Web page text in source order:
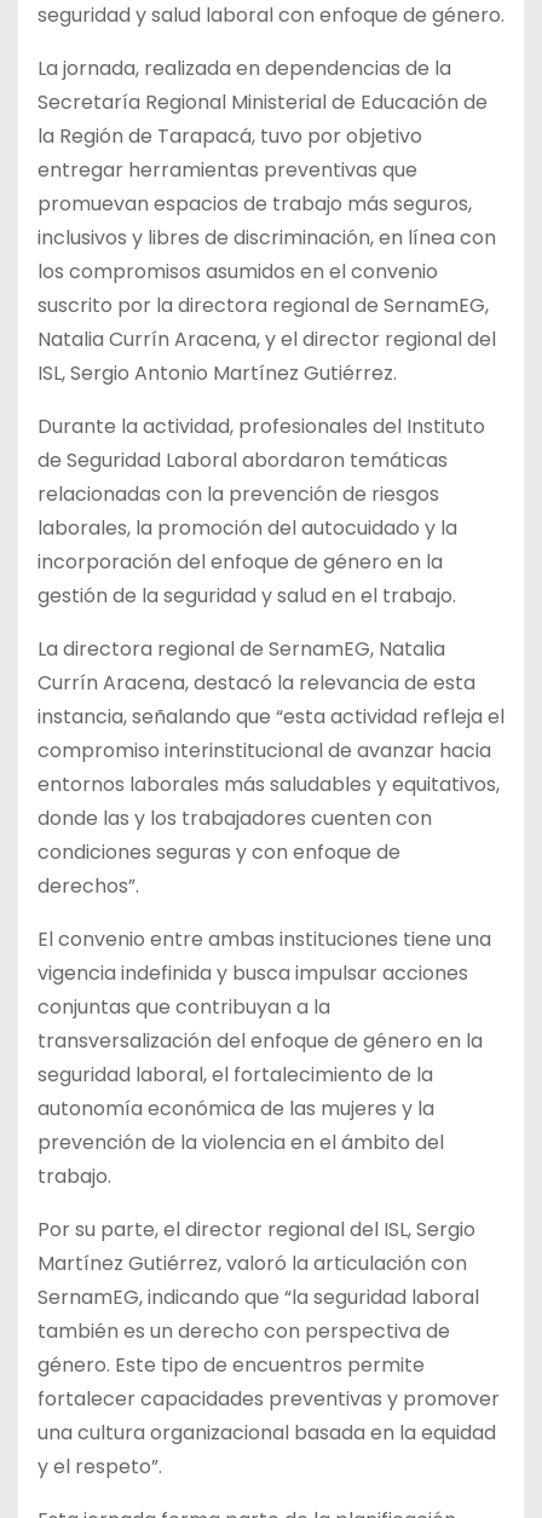
seguridad y salud laboral con enfoque de género.
La jornada, realizada en dependencias de la
Secretaría Regional Ministerial de Educación de
la Región de Tarapacá, tuvo por objetivo
entregar herramientas preventivas que
promuevan espacios de trabajo más seguros,
inclusivos y libres de discriminación, en línea con
los compromisos asumidos en el convenio
suscrito por la directora regional de SernamEG,
Natalia Currín Aracena, y el director regional del
ISL, Sergio Antonio Martínez Gutiérrez.
Durante la actividad, profesionales del Instituto
de Seguridad Laboral abordaron temáticas
relacionadas con la prevención de riesgos
laborales, la promoción del autocuidado y la
incorporación del enfoque de género en la
gestión de la seguridad y salud en el trabajo.
La directora regional de SernamEG, Natalia
Currín Aracena, destacó la relevancia de esta
instancia, señalando que “esta actividad refleja el
compromiso interinstitucional de avanzar hacia
entornos laborales más saludables y equitativos,
donde las y los trabajadores cuenten con
condiciones seguras y con enfoque de
derechos”.
El convenio entre ambas instituciones tiene una
vigencia indefinida y busca impulsar acciones
conjuntas que contribuyan a la
transversalización del enfoque de género en la
seguridad laboral, el fortalecimiento de la
autonomía económica de las mujeres y la
prevención de la violencia en el ámbito del
trabajo.
Por su parte, el director regional del ISL, Sergio
Martínez Gutiérrez, valoró la articulación con
SernamEG, indicando que “la seguridad laboral
también es un derecho con perspectiva de
género. Este tipo de encuentros permite
fortalecer capacidades preventivas y promover
una cultura organizacional basada en la equidad
y el respeto”.